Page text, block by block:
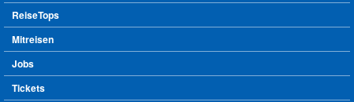
ReiseTops
Mitreisen
Jobs
Tickets